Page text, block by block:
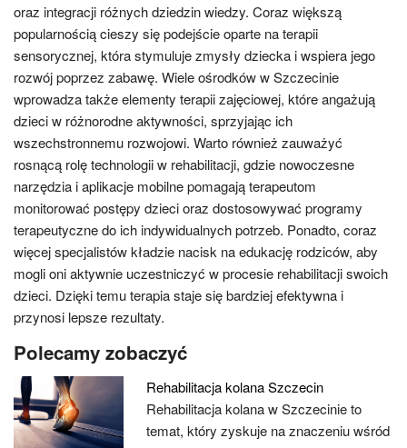
oraz integracji różnych dziedzin wiedzy. Coraz większą
popularnością cieszy się podejście oparte na terapii
sensorycznej, która stymuluje zmysły dziecka i wspiera jego
rozwój poprzez zabawę. Wiele ośrodków w Szczecinie
wprowadza także elementy terapii zajęciowej, które angażują
dzieci w różnorodne aktywności, sprzyjając ich
wszechstronnemu rozwojowi. Warto również zauważyć
rosnącą rolę technologii w rehabilitacji, gdzie nowoczesne
narzędzia i aplikacje mobilne pomagają terapeutom
monitorować postępy dzieci oraz dostosowywać programy
terapeutyczne do ich indywidualnych potrzeb. Ponadto, coraz
więcej specjalistów kładzie nacisk na edukację rodziców, aby
mogli oni aktywnie uczestniczyć w procesie rehabilitacji swoich
dzieci. Dzięki temu terapia staje się bardziej efektywna i
przynosi lepsze rezultaty.
Polecamy zobaczyć
Rehabilitacja kolana Szczecin
Rehabilitacja kolana w Szczecinie to
temat, który zyskuje na znaczeniu wśród